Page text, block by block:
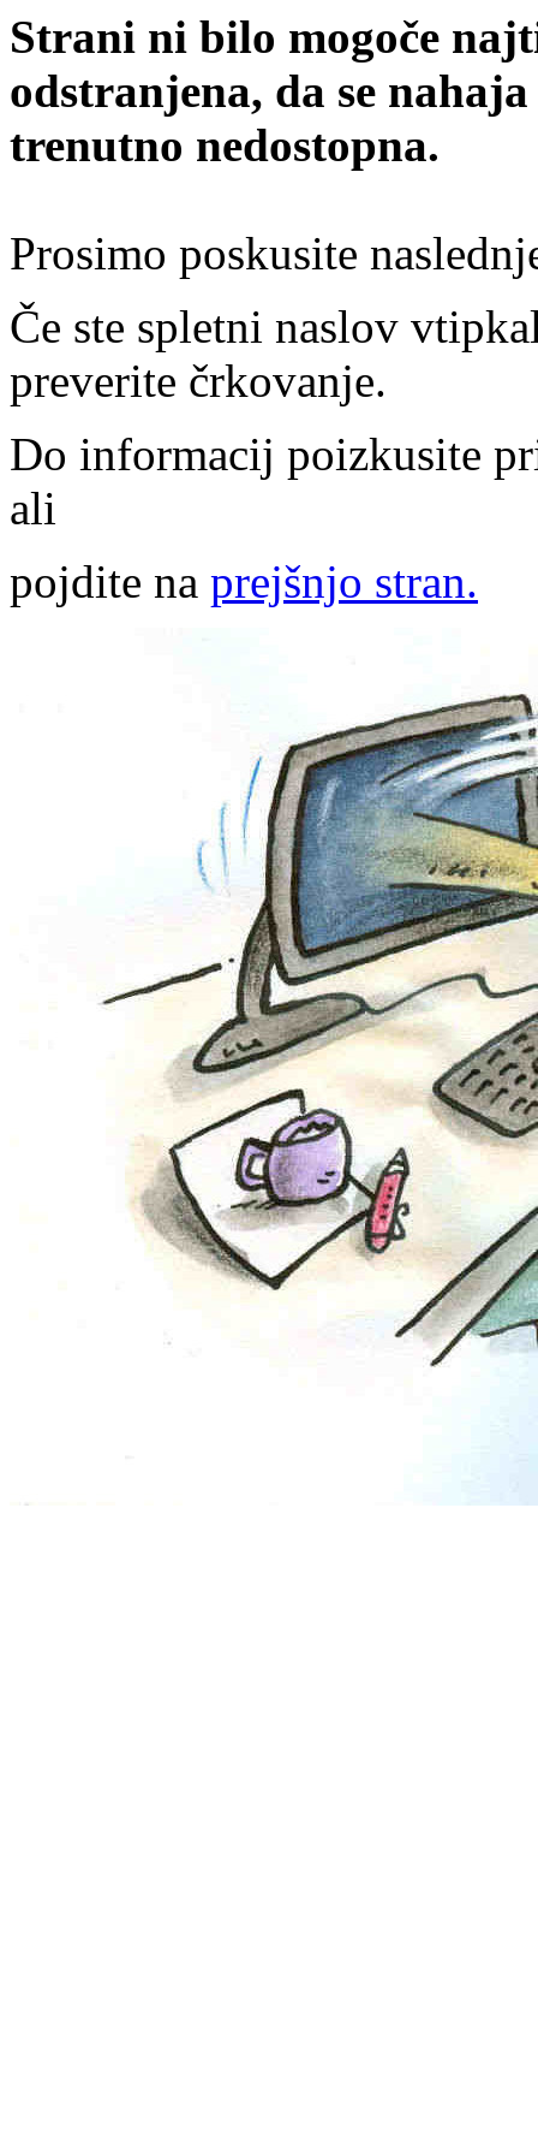
Strani ni bilo mogoče
odstranjena, da se
trenutno nedostopna.
Prosimo poskusite
Če ste spletni naslov
preverite črkovanje.
Do informacij poizkusite
ali
pojdite na prejšnjo stran.